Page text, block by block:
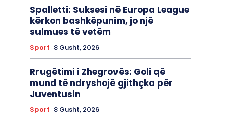
Spalletti: Suksesi në Europa League
kërkon bashkëpunim, jo një
sulmues të vetëm
Sport 8 Gusht, 2026
Rrugëtimi i Zhegrovës: Goli që
mund të ndryshojë gjithçka për
Juventusin
Sport 8 Gusht, 2026